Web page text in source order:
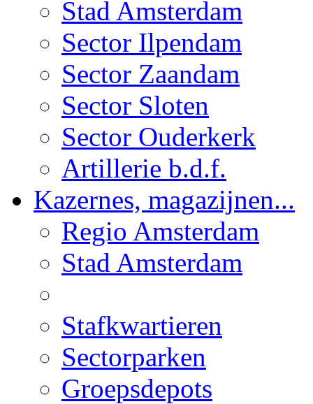
Stad Amsterdam
Sector Ilpendam
Sector Zaandam
Sector Sloten
Sector Ouderkerk
Artillerie b.d.f.
Kazernes, magazijnen...
Regio Amsterdam
Stad Amsterdam
Stafkwartieren
Sectorparken
Groepsdepots